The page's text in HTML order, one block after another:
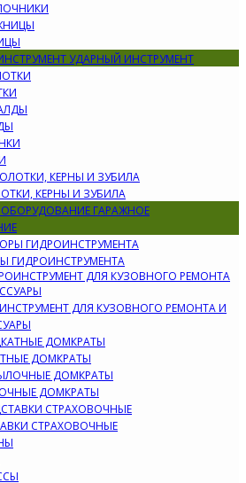
УДАРНЫЙ ИНСТРУМЕНТ
КЕРНЫ И ЗУБИЛА
ГАРАЖНОЕ
ГИДРОИНСТРУМЕНТА
ДЛЯ КУЗОВНОГО РЕМОНТА И
ДОМКРАТЫ
ДОМКРАТЫ
СТРАХОВОЧНЫЕ